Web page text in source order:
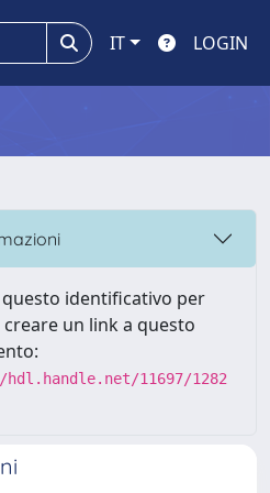
IT LOGIN
identificativo per
un link a questo
11697/1282